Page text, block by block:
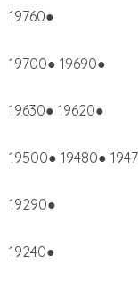
19760●
19700● 19690●
19630● 19620●
19500● 19480●
19290●
19240●